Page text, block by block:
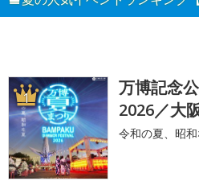
1
万博記念
2026／大
令和の夏、昭